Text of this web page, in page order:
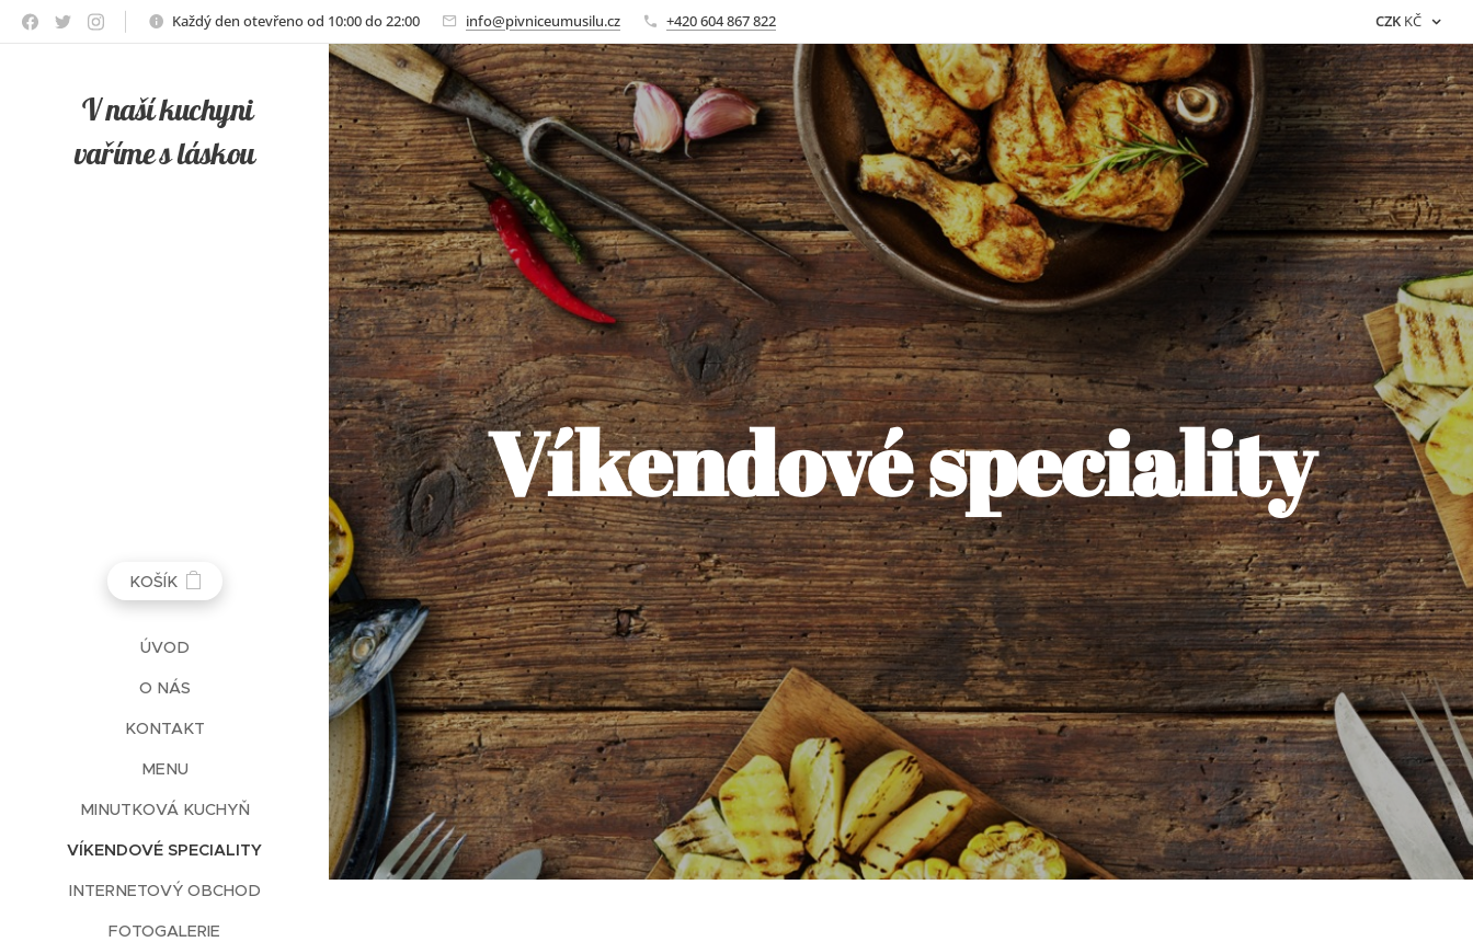
Každý den otevřeno od 10:00 do 22:00 info@pivniceumusilu.cz +420 604 867 822 CZK KČ
V naší kuchyni
vaříme s láskou
KOŠÍK
ÚVOD
O NÁS
KONTAKT
MENU
MINUTKOVÁ KUCHYŇ
VÍKENDOVÉ SPECIALITY
INTERNETOVÝ OBCHOD
FOTOGALERIE
Víkendové speciality